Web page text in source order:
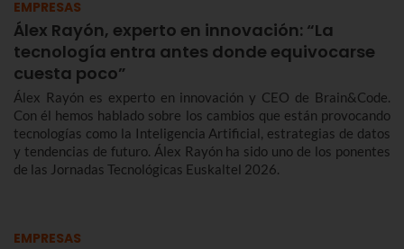
EMPRESAS
Álex Rayón, experto en innovación: “La
tecnología entra antes donde equivocarse
cuesta poco”
Álex Rayón es experto en innovación y CEO de Brain&Code.
Con él hemos hablado sobre los cambios que están provocando
tecnologías como la Inteligencia Artificial, estrategias de datos
y tendencias de futuro. Álex Rayón ha sido uno de los ponentes
de las Jornadas Tecnológicas Euskaltel 2026.
EMPRESAS